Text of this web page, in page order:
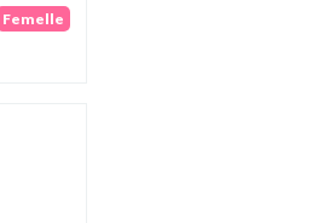
Femelle